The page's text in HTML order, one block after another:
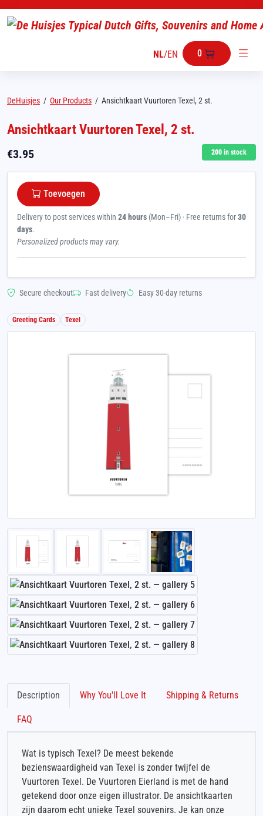
NL/EN 0
DeHuisjes / Our Products / Ansichtkaart Vuurtoren Texel, 2 st.
Ansichtkaart Vuurtoren Texel, 2 st.
€3.95 200 in stock
Toevoegen
Delivery to post services within 24 hours (Mon–Fri) · Free returns for30
days.
Personalized products may vary.
Secure checkout Fast delivery Easy 30-day returns
Greeting Cards Texel
Description Why You'll Love It Shipping & Returns
FAQ
Wat is typisch Texel? De meest bekende
bezienswaardigheid van Texel is zonder twijfel de
Vuurtoren Texel. De Vuurtoren Eierland is met de hand
getekend door onze eigen illustrator. De ansichtkaarten
zijn daarom echt unieke Texel souvenirs. Je kan onze